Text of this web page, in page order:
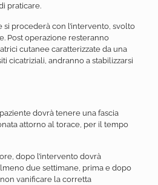
praticare.
si procederà con l’intervento, svolto
Post operazione resteranno
cutanee caratterizzate da una
cicatriziali, andranno a stabilizzarsi
dovrà tenere una fascia
attorno al torace, per il tempo
dopo l’intervento dovrà
due settimane, prima e dopo
vanificare la corretta